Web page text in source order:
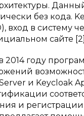
без кода.
вход в систему
сайте
2014 году
и Kеyсloak
и